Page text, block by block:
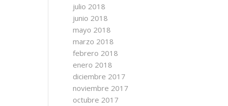
julio 2018
junio 2018
mayo 2018
marzo 2018
febrero 2018
enero 2018
diciembre 2017
noviembre 2017
octubre 2017